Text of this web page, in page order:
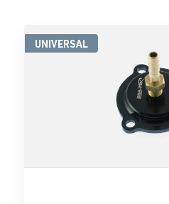
UNIVERSAL